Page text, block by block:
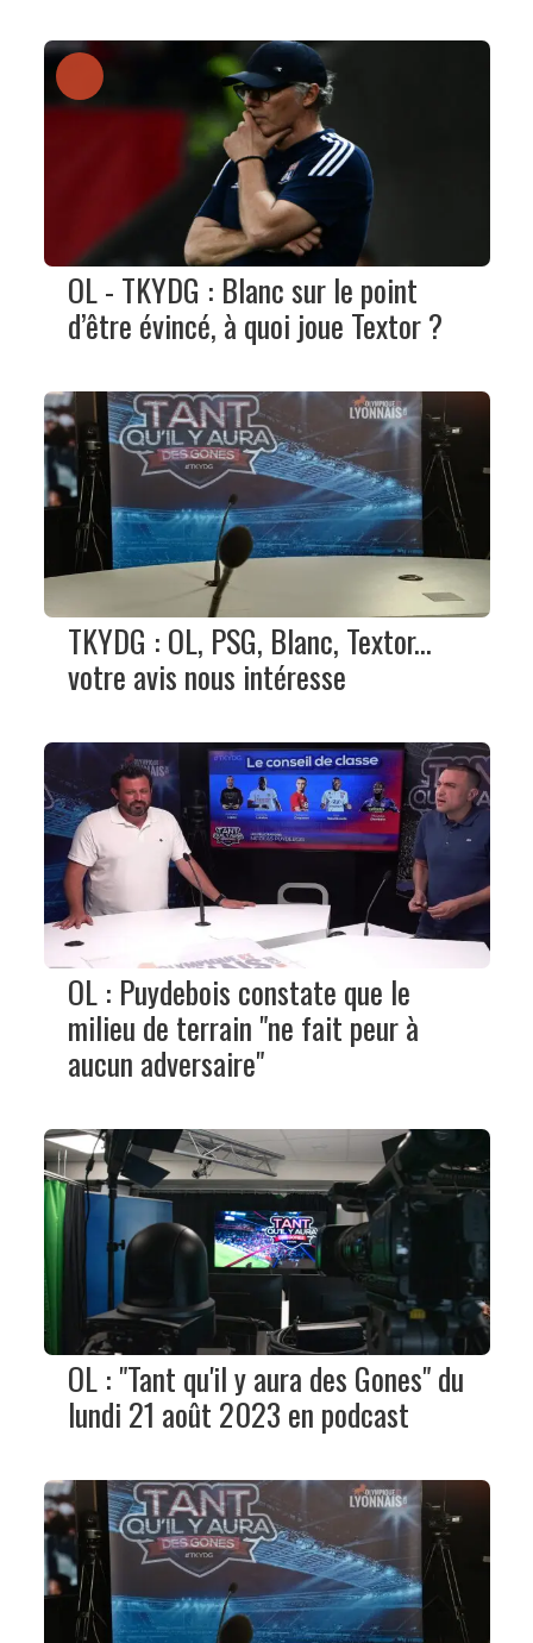
OL - TKYDG : Blanc sur le point
d’être évincé, à quoi joue Textor ?
TKYDG : OL, PSG, Blanc, Textor...
votre avis nous intéresse
OL : Puydebois constate que le
milieu de terrain "ne fait peur à
aucun adversaire"
OL : "Tant qu'il y aura des Gones" du
lundi 21 août 2023 en podcast